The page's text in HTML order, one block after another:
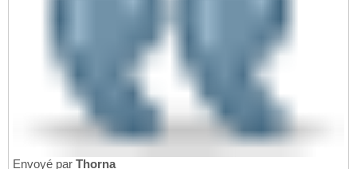
Envoyé par Thorna